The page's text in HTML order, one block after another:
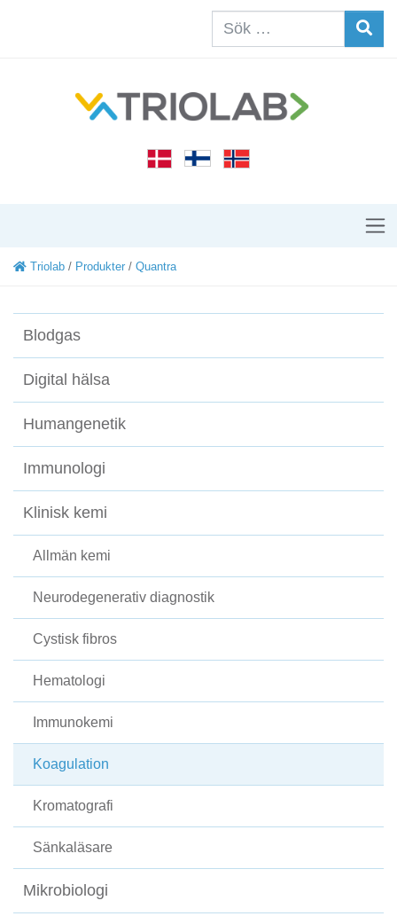
Triolab / Produkter / Quantra
Blodgas
Digital hälsa
Humangenetik
Immunologi
Klinisk kemi
Allmän kemi
Neurodegenerativ diagnostik
Cystisk fibros
Hematologi
Immunokemi
Koagulation
Kromatografi
Sänkaläsare
Mikrobiologi